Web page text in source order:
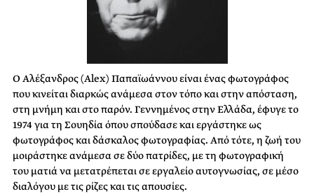
Ο Αλέξανδρος (Alex) Παπαϊωάννου είναι ένας φωτογράφος
που κινείται διαρκώς ανάμεσα στον τόπο και στην απόσταση,
στη μνήμη και στο παρόν. Γεννημένος στην Ελλάδα, έφυγε το
1974 για τη Σουηδία όπου σπούδασε και εργάστηκε ως
φωτογράφος και δάσκαλος φωτογραφίας. Από τότε, η ζωή του
μοιράστηκε ανάμεσα σε δύο πατρίδες, με τη φωτογραφική
του ματιά να μετατρέπεται σε εργαλείο αυτογνωσίας, σε μέσο
διαλόγου με τις ρίζες και τις απουσίες.